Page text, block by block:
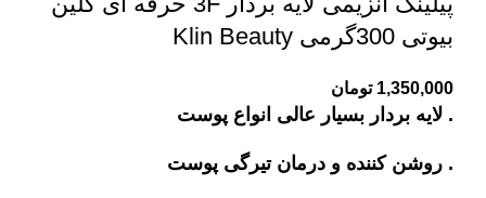
بیوتی 300گرمی Klin Beauty
1,350,000 تومان
. لایه بردار بسیار عالی انواع پوست
. روشن کننده و درمان تیرگی پوست